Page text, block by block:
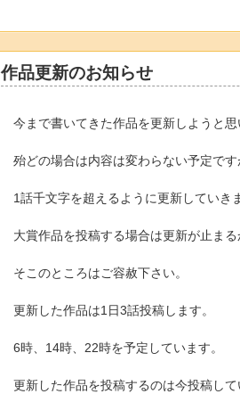
作品更新のお知らせ
今まで書いてきた作品を更新しようと思
殆どの場合は内容は変わらない予定です
1話千文字を超えるように更新していき
大賞作品を投稿する場合は更新が止まる
そこのところはご容赦下さい。
更新した作品は1日3話投稿します。
6時、14時、22時を予定しています。
更新した作品を投稿するのは今投稿して